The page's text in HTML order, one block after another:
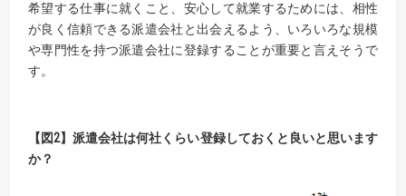
希望する仕事に就くこと、安心して就業するためには、相性
が良く信頼できる派遣会社と出会えるよう、いろいろな規模
や専門性を持つ派遣会社に登録することが重要と言えそうで
す。
【図2】派遣会社は何社くらい登録しておくと良いと思います
か？